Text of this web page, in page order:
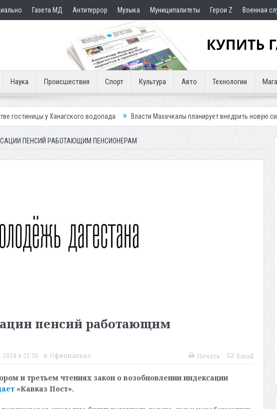
Газета МД Антитеррор Музыка Муниципалитеты Герои Z Военная
Наука Происшествия Спорт Культура Авто Технологии
водопада Власти Махачкалы планирует внедрить новую систему для
ПЕНСИЙ РАБОТАЮЩИМ ПЕНСИОНЕРАМ
пенсий работающим
в 21:36 в: Официально Печать Email
и третьем чтениях закон о возобновлении индексации
«Кавказ Пост».